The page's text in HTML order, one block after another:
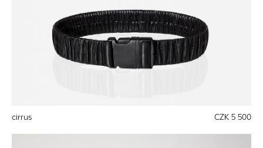
cirrus CZK 5 500